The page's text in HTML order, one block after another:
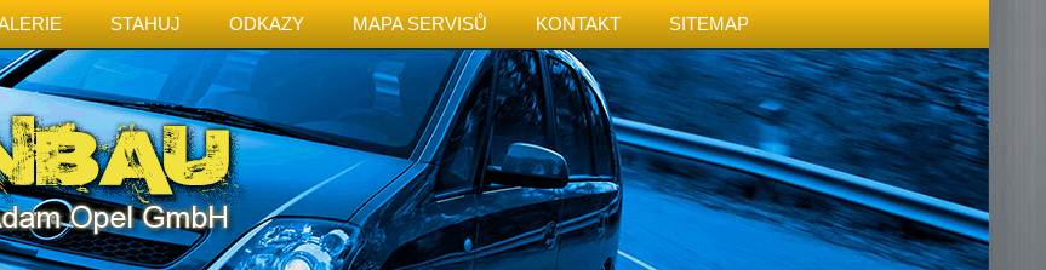
STAHUJ ODKAZY MAPA SERVISŮ KONTAKT SITEMAP